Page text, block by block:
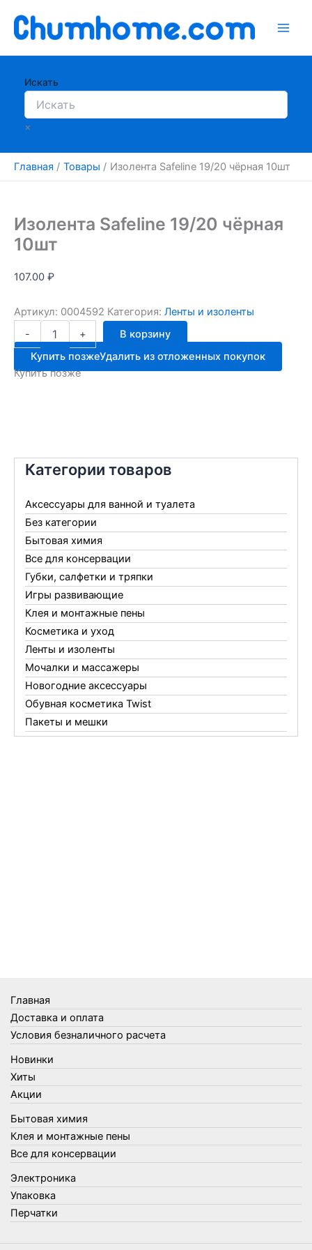
содержимому
Искать
×
Главная Товары Изолента Safeline 19/20 чёрная 10шт
Категории товаров
Аксессуары для ванной и туалета
Без категории
Бытовая химия
Все для консервации
Губки, салфетки и тряпки
Игры развивающие
Клея и монтажные пены
Косметика и уход
Ленты и изоленты
Мочалки и массажеры
Новогодние аксессуары
Обувная косметика Twist
Пакеты и мешки
Перчатки
Товары для кухни
Товары для сада и огорода
Товары для туризма и отдыха
Упаковка
Утеплители и прочее
Фонари, лампы и удлинители
Хозяйственные товары
Швабры, стекломои, черенки и насадки
Шнуры, веревки и шпагаты
Электроника
Элементы питания
Изолента Safeline 19/20 чёрная
10шт
107.00 ₽
Артикул: 0004592 Категория: Ленты и изоленты
-
Количество
товара
Изолента
Safeline
19/20
+
В корзину
Купить позжеУдалить из отложенных покупок
Купить позже
Главная
Доставка и оплата
Условия безналичного расчета
Новинки
Хиты
Акции
Бытовая химия
Клея и монтажные пены
Все для консервации
Электроника
Упаковка
Перчатки